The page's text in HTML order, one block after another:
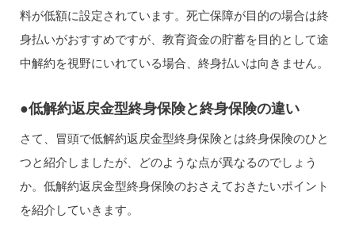
料が低額に設定されています。死亡保障が目的の場合は終
身払いがおすすめですが、教育資金の貯蓄を目的として途
中解約を視野にいれている場合、終身払いは向きません。
●低解約返戻金型終身保険と終身保険の違い
さて、冒頭で低解約返戻金型終身保険とは終身保険のひと
つと紹介しましたが、どのような点が異なるのでしょう
か。低解約返戻金型終身保険のおさえておきたいポイント
を紹介していきます。